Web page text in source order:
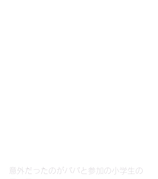
意外だったのがパパと参加の小学生の